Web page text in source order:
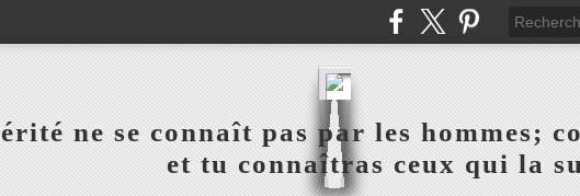
ne se connaît pas par les hommes;
et tu connaîtras ceux qui la